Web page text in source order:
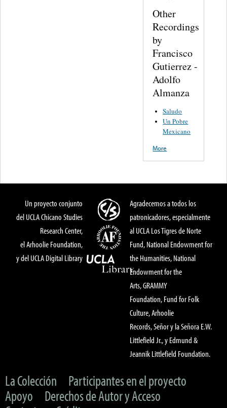
Other
Recordings
by
Francisco
Gutierrez -
Adolfo
Almanza
Saludo
Un Pobre
Mexicano
More
Un proyecto conjunto
del UCLA Chicano Studies
Research Center,
el Arhoolie Foundation,
y del UCLA Digital Library
Agradecemos a todos los
patronicadores, especialmente
al UCLA Los Tigres de Norte
Fund, National Endowment for
the Humanities, National
Endowment for the
Arts, GRAMMY
Foundation, Fund for Folk
Culture, Arhoolie
Records, Señor y la Señora E.W.
Littlefield Jr., y Edmund &
Jeannik Littlefield Foundation.
La Colección
Participantes en el proyecto
Apoyo
Derechos de Autor y Acceso